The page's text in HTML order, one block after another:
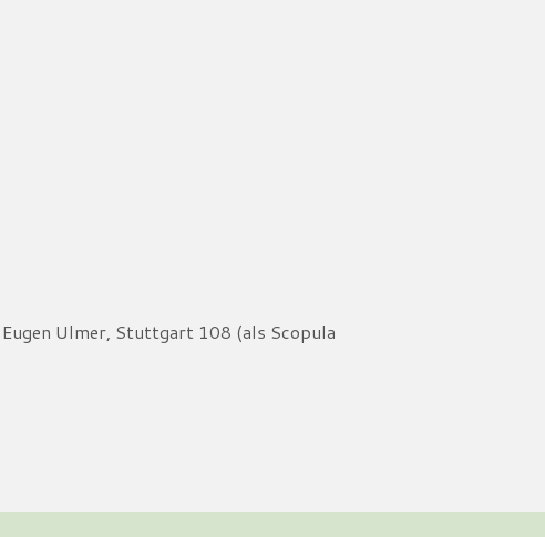
Ulmer, Stuttgart 108 (als Scopula